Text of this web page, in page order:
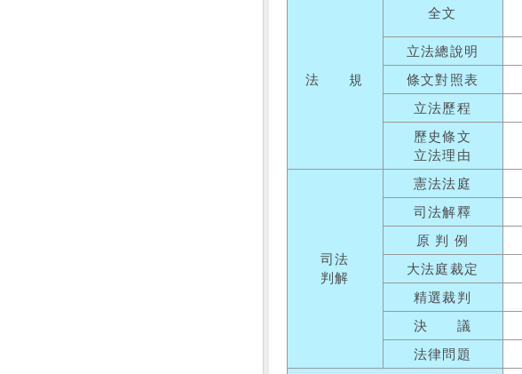
法 規
全文
立法總說明
條文對照表
立法歷程
歷史條文
立法理由
司法
判解
憲法法庭
司法解釋
原 判 例
大法庭裁定
精選裁判
決 議
法律問題